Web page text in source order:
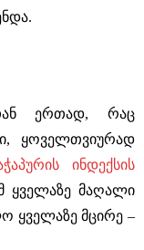
ერთად, რაც
ყოველთვიურად
ინდექსის
ყველაზე მაღალი
ყველაზე მცირე –